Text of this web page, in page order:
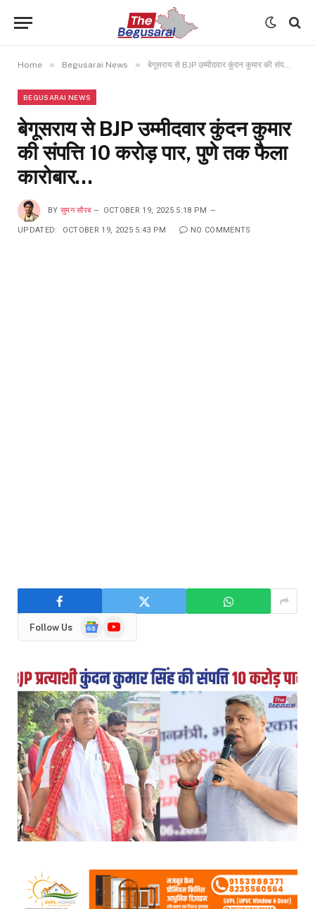
Home » Begusarai News » बेगूसराय से BJP उम्मीदवार कुंदन कुमार की संपत्ति 10 करोड़ पार, पुणे तक फैला कारोबार…
BEGUSARAI NEWS
बेगूसराय से BJP उम्मीदवार कुंदन कुमार
की संपत्ति 10 करोड़ पार, पुणे तक फैला
कारोबार…
BY सुमन सौरब OCTOBER 19, 2025 5:18 PM
UPDATED: OCTOBER 19, 2025 5:43 PM NO COMMENTS
Follow Us
GoogleYouTube